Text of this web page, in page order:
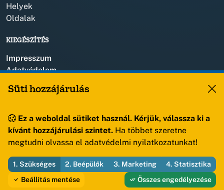
Helyek
Oldalak
KIEGÉSZÍTÉS
Impresszum
Adatvédelem
+36 88 459 150
8193 Sóly, Kossuth Lajos u.57.
© 2026 Sóly Község Önkormányzata — Minden jog fenntartva
Süti hozzájárulás
Ez a weboldal sütiket használ. Kérjük, válassza ki a
kívánt hozzájárulási szintet. Ha többet szeretne
megtudni olvassa el adatvédelmi nyilatkozatunkat!
1. Szükséges 2. Beépülők 3. Marketing
4. Statisztika
Beállítás mentése
Összes engedélyezése